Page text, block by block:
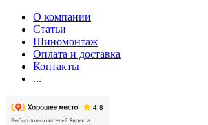
О компании
Статьи
Шиномонтаж
Оплата и доставка
Контакты
...